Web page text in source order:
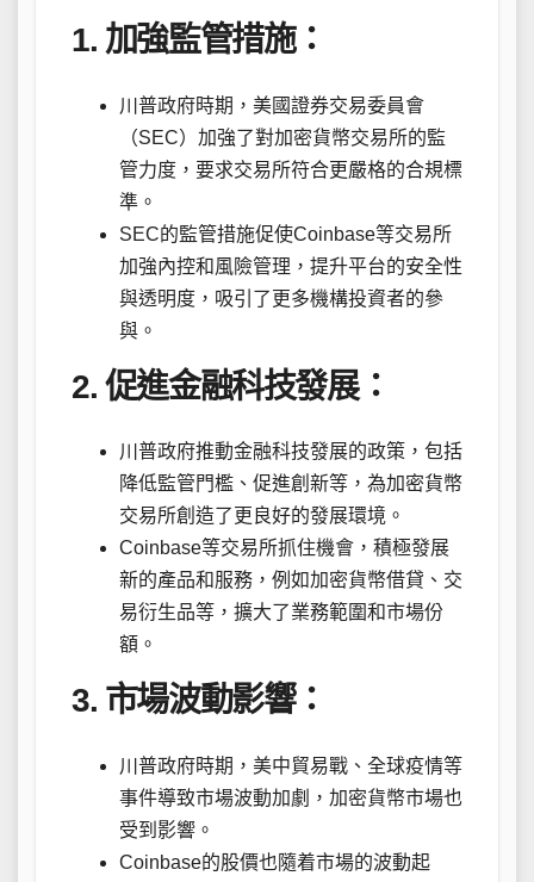
1. 加強監管措施：
川普政府時期，美國證券交易委員會
（SEC）加強了對加密貨幣交易所的監
管力度，要求交易所符合更嚴格的合規標
準。
SEC的監管措施促使Coinbase等交易所
加強內控和風險管理，提升平台的安全性
與透明度，吸引了更多機構投資者的參
與。
2. 促進金融科技發展：
川普政府推動金融科技發展的政策，包括
降低監管門檻、促進創新等，為加密貨幣
交易所創造了更良好的發展環境。
Coinbase等交易所抓住機會，積極發展
新的產品和服務，例如加密貨幣借貸、交
易衍生品等，擴大了業務範圍和市場份
額。
3. 市場波動影響：
川普政府時期，美中貿易戰、全球疫情等
事件導致市場波動加劇，加密貨幣市場也
受到影響。
Coinbase的股價也隨着市場的波動起